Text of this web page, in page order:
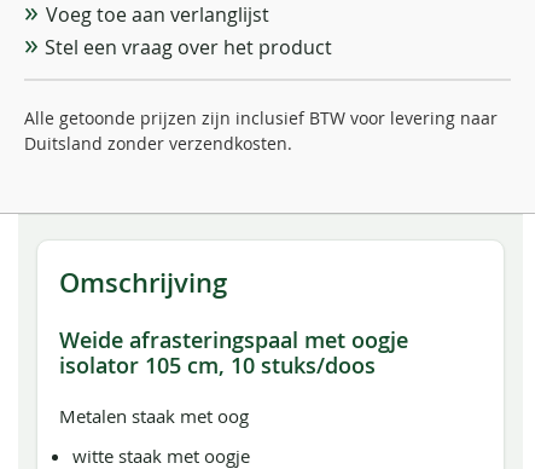
Voeg toe aan verlanglijst
Stel een vraag over het product
Alle getoonde prijzen zijn inclusief BTW voor levering naar
Duitsland zonder verzendkosten.
Omschrijving
Weide afrasteringspaal met oogje
isolator 105 cm, 10 stuks/doos
Metalen staak met oog
witte staak met oogje